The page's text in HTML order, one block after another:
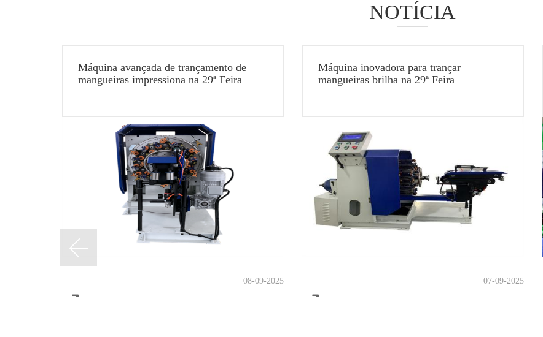
NOTÍCIA
Máquina avançada de trançamento de
mangueiras impressiona na 29ª Feira
08-09-2025
Máquina inovadora para trançar
mangueiras brilha na 29ª Feira
07-09-2025